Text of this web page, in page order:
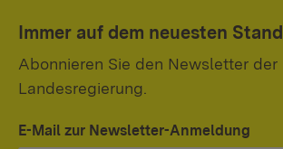
Immer auf dem neuesten Stand
Abonnieren Sie den Newsletter der
Landesregierung.
E-Mail zur Newsletter-Anmeldung